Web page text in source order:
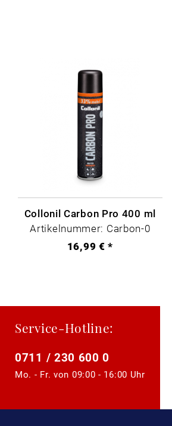
Collonil Carbon Pro 400 ml
Artikelnummer: Carbon-0
16,99 € *
Service-Hotline:
0711 / 230 600 0
Mo. - Fr. von 09:00 - 16:00 Uhr